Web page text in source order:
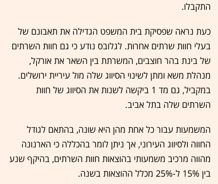
התקבלו.
כעת נראה שפסיקת בית המשפט הגדילה את תאבונם של
בעלי חוות שרתים אחרות. לגלובס נודע כי גם חוות השרתים
של בינת בהר חוצבים, המשרתת בין השאר את אורקל,
מנהלת משא ומתן לשינוי הסיווג שלה מול עיריית ירושלים.
במקביל, גם מד 1 ביקשה לשנות את הסיווג של חוות
השרתים שלה בתל אביב.
המשמעות עבור כל אחת מהן היא שונה, בהתאם לגודל
החווה ולסיווג העירוני, אך ניתן לומר בהכללה כי הארנונה
מהווה מרכיב משמעותי בהוצאות חוות השרתים, בהיקף שנע
בין 15% ל-25% מכלל ההוצאות בשנה.